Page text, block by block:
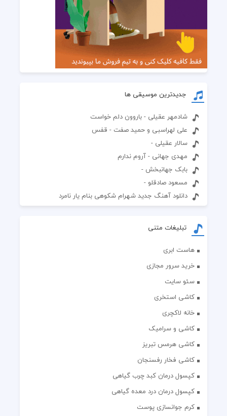
جدیدترین موسیقی ها
شادمهر عقیلی - باروون دلم خواست
علی لهراسبی و حمید صفت - قفس
سالار عقیلی -
مهدی جهانی - آروم ندارم
بابک جهانبخش -
مسعود صادقلو -
دانلود آهنگ جدید شهرام شکوهی بنام یار نامرد
تبلیغات متنی
هاست ابری
خرید سرور مجازی
سئو سایت
کاشی استخری
خانه لاکچری
کاشی و سرامیک
کاشی هرمس تبریز
کاشی فخار رفسنجان
کپسول درمان کبد چرب گیاهی
کپسول درمان درد معده گیاهی
کرم جوانسازی پوست